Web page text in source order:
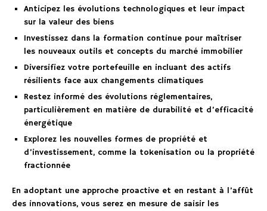
Anticipez les évolutions technologiques et leur impact
sur la valeur des biens
Investissez dans la formation continue pour maîtriser
les nouveaux outils et concepts du marché immobilier
Diversifiez votre portefeuille en incluant des actifs
résilients face aux changements climatiques
Restez informé des évolutions réglementaires,
particulièrement en matière de durabilité et d’efficacité
énergétique
Explorez les nouvelles formes de propriété et
d’investissement, comme la tokenisation ou la propriété
fractionnée
En adoptant une approche proactive et en restant à l’affût
des innovations, vous serez en mesure de saisir les